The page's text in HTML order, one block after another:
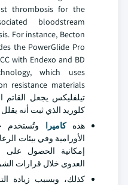
thrombosis for the
bloodstream
For instance, Becton
the PowerGlide Pro
with Endexo and BD
which uses
تيلفليكس يجعل
كلوريد الذي ثبت أنه يقلل
هذهكاميرا وتُستخدم
الأورامية وفي بيئات
إمكانية الحصول على
العدوى خلال قرارات
كذلك، وبسبب زيادة